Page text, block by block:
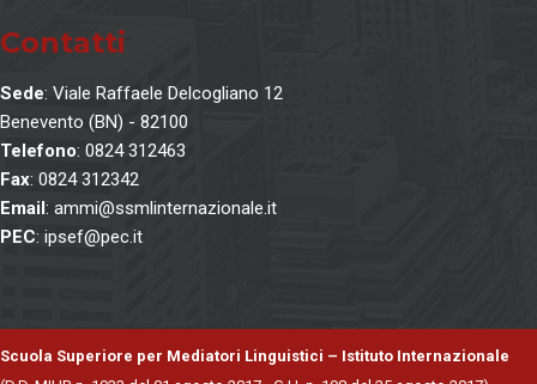
Contatti
Sede: Viale Raffaele Delcogliano 12
Benevento (BN) - 82100
Telefono: 0824 312463
Fax: 0824 312342
Email: ammi@ssmlinternazionale.it
PEC: ipsef@pec.it
Scuola Superiore per Mediatori Linguistici – Istituto Internazionale